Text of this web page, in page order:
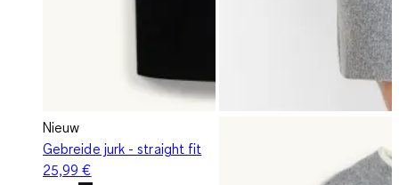
Nieuw
Gebreide jurk - straight fit
25,99 €